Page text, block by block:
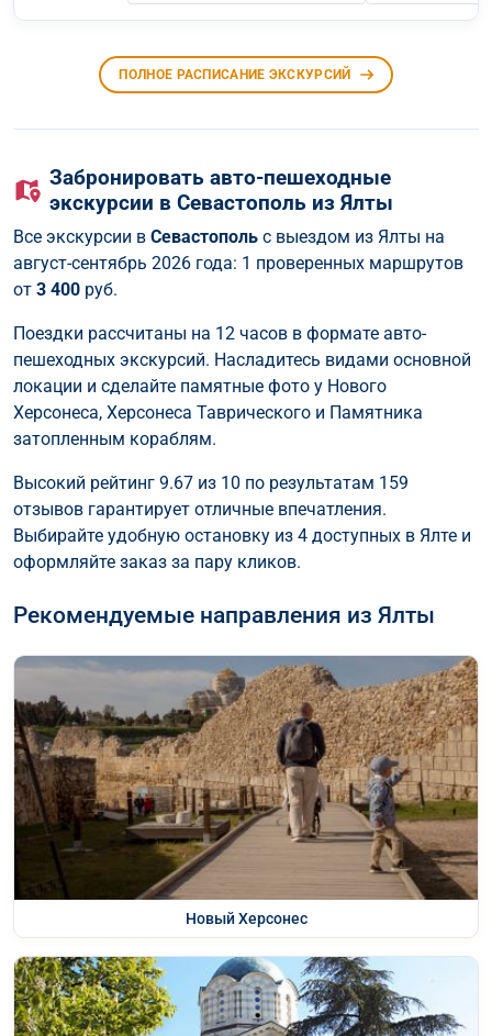
ПОЛНОЕ РАСПИСАНИЕ ЭКСКУРСИЙ
Забронировать авто-пешеходные
экскурсии в Севастополь из Ялты
Все экскурсии в Севастополь с выездом из Ялты на
август-сентябрь 2026 года: 1 проверенных маршрутов
от 3 400 руб.
Поездки рассчитаны на 12 часов в формате авто-
пешеходных экскурсий. Насладитесь видами основной
локации и сделайте памятные фото у Нового
Херсонеса, Херсонеса Таврического и Памятника
затопленным кораблям.
Высокий рейтинг 9.67 из 10 по результатам 159
отзывов гарантирует отличные впечатления.
Выбирайте удобную остановку из 4 доступных в Ялте и
оформляйте заказ за пару кликов.
Рекомендуемые направления из Ялты
Новый Херсонес